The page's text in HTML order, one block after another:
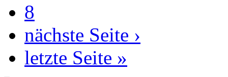
8
nächste Seite ›
letzte Seite »